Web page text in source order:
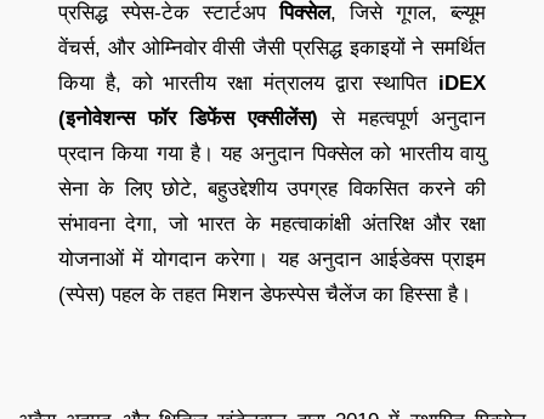
प्रसिद्ध स्पेस-टेक स्टार्टअपपिक्सेल, जिसे गूगल, ब्ल्यूम
वेंचर्स, और ओम्निवोर वीसी जैसी प्रसिद्ध इकाइयों ने समर्थित
किया है, को भारतीय रक्षा मंत्रालय द्वारा स्थापित iDEX
(इनोवेशन्स फॉर डिफेंस एक्सीलेंस) से महत्वपूर्ण अनुदान
प्रदान किया गया है। यह अनुदान पिक्सेल को भारतीय वायु
सेना के लिए छोटे, बहुउद्देशीय उपग्रह विकसित करने की
संभावना देगा, जो भारत के महत्वाकांक्षी अंतरिक्ष और रक्षा
योजनाओं में योगदान करेगा। यह अनुदान आईडेक्स प्राइम
(स्पेस) पहल के तहत मिशन डेफस्पेस चैलेंज का हिस्सा है।